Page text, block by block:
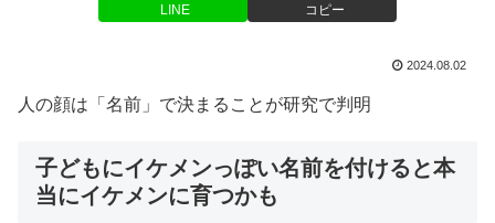
LINE コピー
2024.08.02
人の顔は「名前」で決まることが研究で判明
子どもにイケメンっぽい名前を付けると本
当にイケメンに育つかも